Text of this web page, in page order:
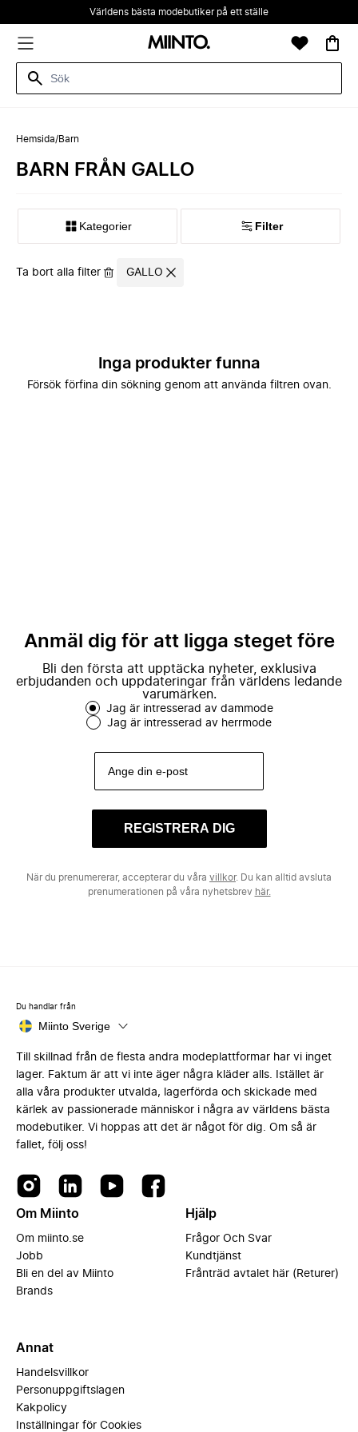
Världens bästa modebutiker på ett ställe
Hemsida/Barn
BARN FRÅN GALLO
Kategorier Filter
Ta bort alla filter GALLO
Inga produkter funna
Försök förfina din sökning genom att använda filtren ovan.
Anmäl dig för att ligga steget före
Bli den första att upptäcka nyheter, exklusiva
erbjudanden och uppdateringar från världens ledande
varumärken.
Jag är intresserad av dammode
Jag är intresserad av herrmode
REGISTRERA DIG
När du prenumererar, accepterar du våra villkor. Du kan alltid avsluta
prenumerationen på våra nyhetsbrev här.
Du handlar från
Miinto Sverige
Till skillnad från de flesta andra modeplattformar har vi inget
lager. Faktum är att vi inte äger några kläder alls. Istället är
alla våra produkter utvalda, lagerförda och skickade med
kärlek av passionerade människor i några av världens bästa
modebutiker. Vi hoppas att det är något för dig. Om så är
fallet, följ oss!
Om Miinto
Om miinto.se
Jobb
Bli en del av Miinto
Brands
Hjälp
Frågor Och Svar
Kundtjänst
Frånträd avtalet här (Returer)
Annat
Handelsvillkor
Personuppgiftslagen
Kakpolicy
Inställningar för Cookies